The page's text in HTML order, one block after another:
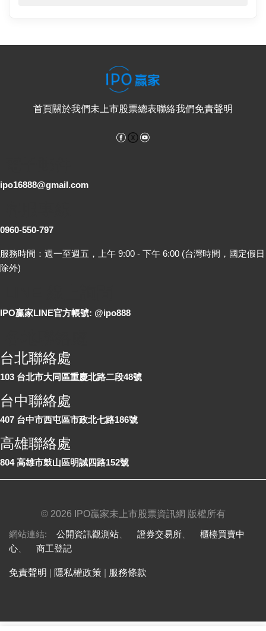
首頁關於我們未上市股票總表聯絡我們免責聲明
Facebook
ipo16888@gmail.com
0960-550-797
服務時間：週一至週五，上午 9:00 - 下午 6:00 (台灣時間，國定假日
除外)
IPO贏家LINE官方帳號: @ipo888
台北聯絡處
103 台北市大同區重慶北路二段48號
台中聯絡處
407 台中市西屯區市政北七路186號
高雄聯絡處
804 高雄市鼓山區明誠四路152號
© 2026 IPO贏家未上市股票資訊網 版權所有
網站連結: 公開資訊觀測站 證券交易所
櫃檯買賣中
心
商工登記
免責聲明 隱私權政策 服務條款